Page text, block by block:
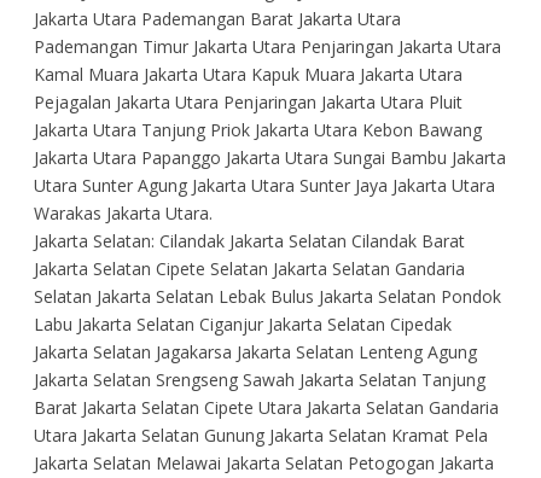
Jakarta Utara Pademangan Barat Jakarta Utara
Pademangan Timur Jakarta Utara Penjaringan Jakarta Utara
Kamal Muara Jakarta Utara Kapuk Muara Jakarta Utara
Pejagalan Jakarta Utara Penjaringan Jakarta Utara Pluit
Jakarta Utara Tanjung Priok Jakarta Utara Kebon Bawang
Jakarta Utara Papanggo Jakarta Utara Sungai Bambu Jakarta
Utara Sunter Agung Jakarta Utara Sunter Jaya Jakarta Utara
Warakas Jakarta Utara.
Jakarta Selatan: Cilandak Jakarta Selatan Cilandak Barat
Jakarta Selatan Cipete Selatan Jakarta Selatan Gandaria
Selatan Jakarta Selatan Lebak Bulus Jakarta Selatan Pondok
Labu Jakarta Selatan Ciganjur Jakarta Selatan Cipedak
Jakarta Selatan Jagakarsa Jakarta Selatan Lenteng Agung
Jakarta Selatan Srengseng Sawah Jakarta Selatan Tanjung
Barat Jakarta Selatan Cipete Utara Jakarta Selatan Gandaria
Utara Jakarta Selatan Gunung Jakarta Selatan Kramat Pela
Jakarta Selatan Melawai Jakarta Selatan Petogogan Jakarta